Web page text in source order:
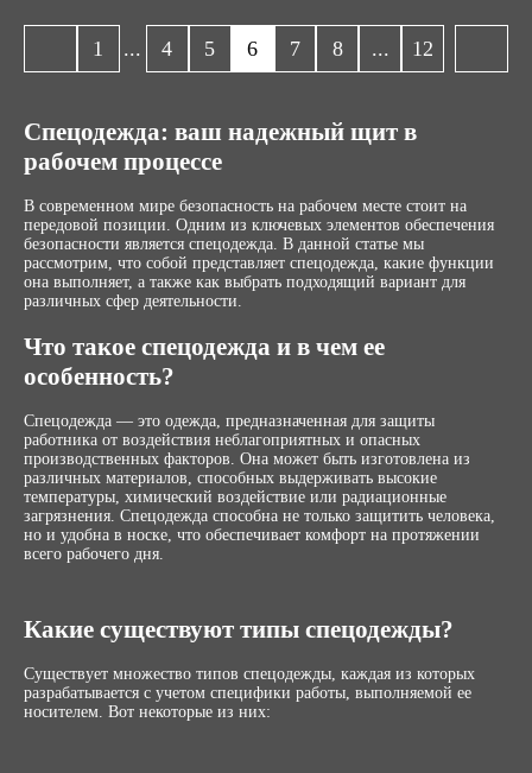
1 ... 4 5 6 7 8 ... 12
Спецодежда: ваш надежный щит в
рабочем процессе
В современном мире безопасность на рабочем месте стоит на
передовой позиции. Одним из ключевых элементов обеспечения
безопасности является спецодежда. В данной статье мы
рассмотрим, что собой представляет спецодежда, какие функции
она выполняет, а также как выбрать подходящий вариант для
различных сфер деятельности.
Что такое спецодежда и в чем ее
особенность?
Спецодежда — это одежда, предназначенная для защиты
работника от воздействия неблагоприятных и опасных
производственных факторов. Она может быть изготовлена из
различных материалов, способных выдерживать высокие
температуры, химический воздействие или радиационные
загрязнения. Спецодежда способна не только защитить человека,
но и удобна в носке, что обеспечивает комфорт на протяжении
всего рабочего дня.
Какие существуют типы спецодежды?
Существует множество типов спецодежды, каждая из которых
разрабатывается с учетом специфики работы, выполняемой ее
носителем. Вот некоторые из них: